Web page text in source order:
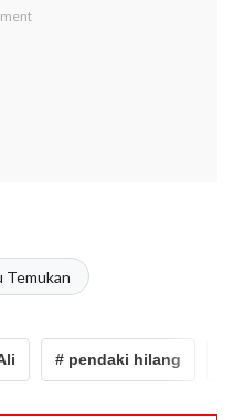
Temukan
# pendaki hilang